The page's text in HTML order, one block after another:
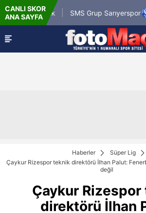
CANLI SKOR
ANA SAYFA
SMS Grup Sarıyerspor
Haberler
Süper Lig
Çaykur Rizespor teknik direktörü İlhan Palut:
değil
Çaykur
direktörü İlhan